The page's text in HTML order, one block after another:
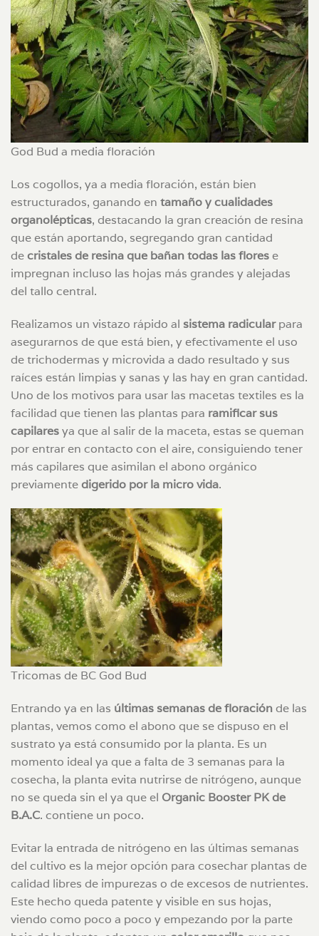
God Bud a media floración
Los cogollos, ya a media floración, están bien
estructurados, ganando en tamaño y cualidades
organolépticas, destacando la gran creación de resina
que están aportando, segregando gran cantidad
decristales de resina que bañan todas las flores e
impregnan incluso las hojas más grandes y alejadas
del tallo central.
Realizamos un vistazo rápido al sistema radicularpara
asegurarnos de que está bien, y efectivamente el uso
de trichodermas y microvida a dado resultado y sus
raíces están limpias y sanas y las hay en gran cantidad.
Uno de los motivos para usar las macetas textiles es la
facilidad que tienen las plantas para ramificar sus
capilaresya que al salir de la maceta, estas se queman
por entrar en contacto con el aire, consiguiendo tener
más capilares que asimilan el abono orgánico
previamentedigerido por la micro vida.
Tricomas de BC God Bud
Entrando ya en las últimas semanas de floraciónde las
plantas, vemos como el abono que se dispuso en el
sustrato ya está consumido por la planta. Es un
momento ideal ya que a falta de 3 semanas para la
cosecha, la planta evita nutrirse de nitrógeno, aunque
no se queda sin el ya que el Organic Booster PK de
B.A.C. contiene un poco.
Evitar la entrada de nitrógeno en las últimas semanas
del cultivo es la mejor opción para cosechar plantas de
calidad libres de impurezas o de excesos de nutrientes.
Este hecho queda patente y visible en sus hojas,
viendo como poco a poco y empezando por la parte